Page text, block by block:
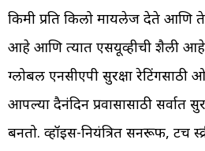
किमी प्रति किलो मायलेज देते आणि
आहे आणि त्यात एसयूव्हीची शैली आहे.
ग्लोबल एनसीएपी सुरक्षा
आपल्या दैनंदिन प्रवासासाठी सर्वात
बनतो. व्हॉइस-नियंत्रित सनरूफ, टच